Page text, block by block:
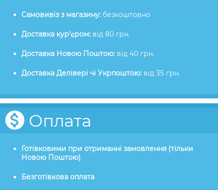
Самовивіз з магазину: безкоштовно
Доставка кур'єром: від 80 грн.
Доставка Новою Поштою: від 40 грн.
Доставка Делівері чі Укрпоштою: від 35 грн.
Оплата
Готівковими при отриманні замовлення (тільки
Новою Поштою)
Безготівкова оплата